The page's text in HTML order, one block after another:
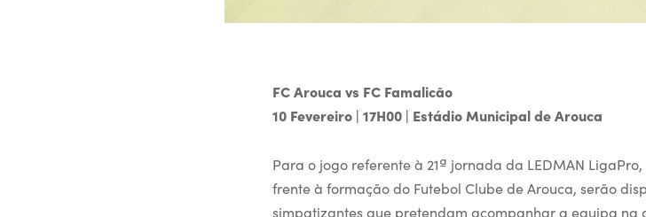
FC Arouca vs FC Famalicão
10 Fevereiro | 17H00 | Estádio Municipal de Arouca
Para o jogo referente à 21ª jornada da LEDMAN
frente à formação do Futebol Clube de Arouca, serão
simpatizantes que pretendam acompanhar a equipa na